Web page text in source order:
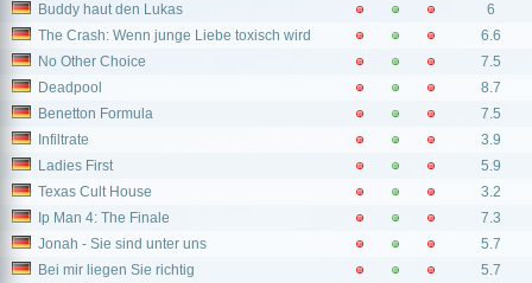
Buddy haut den Lukas
6
The Crash: Wenn junge Liebe toxisch wird
6.6
No Other Choice
7.5
Deadpool
8.7
Benetton Formula
7.5
Infiltrate
3.9
Ladies First
5.9
Texas Cult House
3.2
Ip Man 4: The Finale
7.3
Jonah - Sie sind unter uns
5.7
Bei mir liegen Sie richtig
5.7